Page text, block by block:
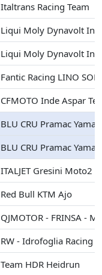
Italtrans Racing Team
Liqui Moly Dynavolt
Liqui Moly Dynavolt
Fantic Racing LINO
CFMOTO Inde Aspar
BLU CRU Pramac
BLU CRU Pramac
ITALJET Gresini Moto2
Red Bull KTM Ajo
QJMOTOR - FRINSA -
RW - Idrofoglia Racing
Team HDR Heidrun